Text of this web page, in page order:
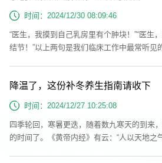
结节，呵护乳腺健康。一、乳腺结节的中医
“乳络”，与...
时间：2024/12/30 08:09:46
“医生，我摸到自己乳房里有个肿块！”“医生
结节！”以上两句是我们临床工作中最常听见
绝大部分。病人在偶然间发现乳房内的肿块
性，在乳房内很容易被推动。这类肿瘤好发
且容...
降温了，这份补冬养生指南请收下
时间：2024/12/27 10:25:08
四季轮回，寒暑更迭，随着数九寒天的到来
的时间了。《黄帝内经》有云：“人以天地之